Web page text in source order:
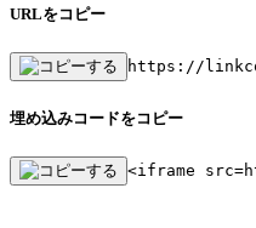
URLをコピー
https://
埋め込みコードをコピー
<iframe